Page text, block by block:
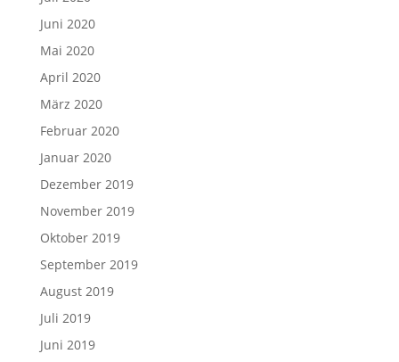
Juni 2020
Mai 2020
April 2020
März 2020
Februar 2020
Januar 2020
Dezember 2019
November 2019
Oktober 2019
September 2019
August 2019
Juli 2019
Juni 2019